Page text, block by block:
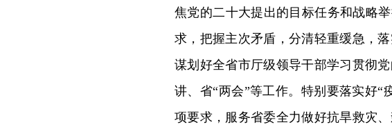
焦党的二十大提出的目标任务和战略
求，把握主次矛盾，分清轻重缓急，
谋划好全省市厅级领导干部学习贯彻
讲、省“两会”等工作。特别要落实好“
项要求，服务省委全力做好抗旱救灾